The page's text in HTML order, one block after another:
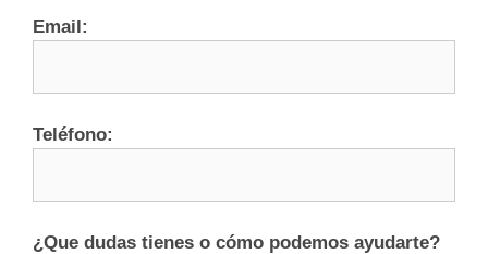
Email:
Teléfono:
¿Que dudas tienes o cómo podemos ayudarte?